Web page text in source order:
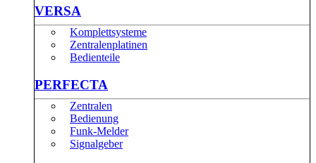
VERSA
Komplettsysteme
Zentralenplatinen
Bedienteile
PERFECTA
Zentralen
Bedienung
Funk-Melder
Signalgeber